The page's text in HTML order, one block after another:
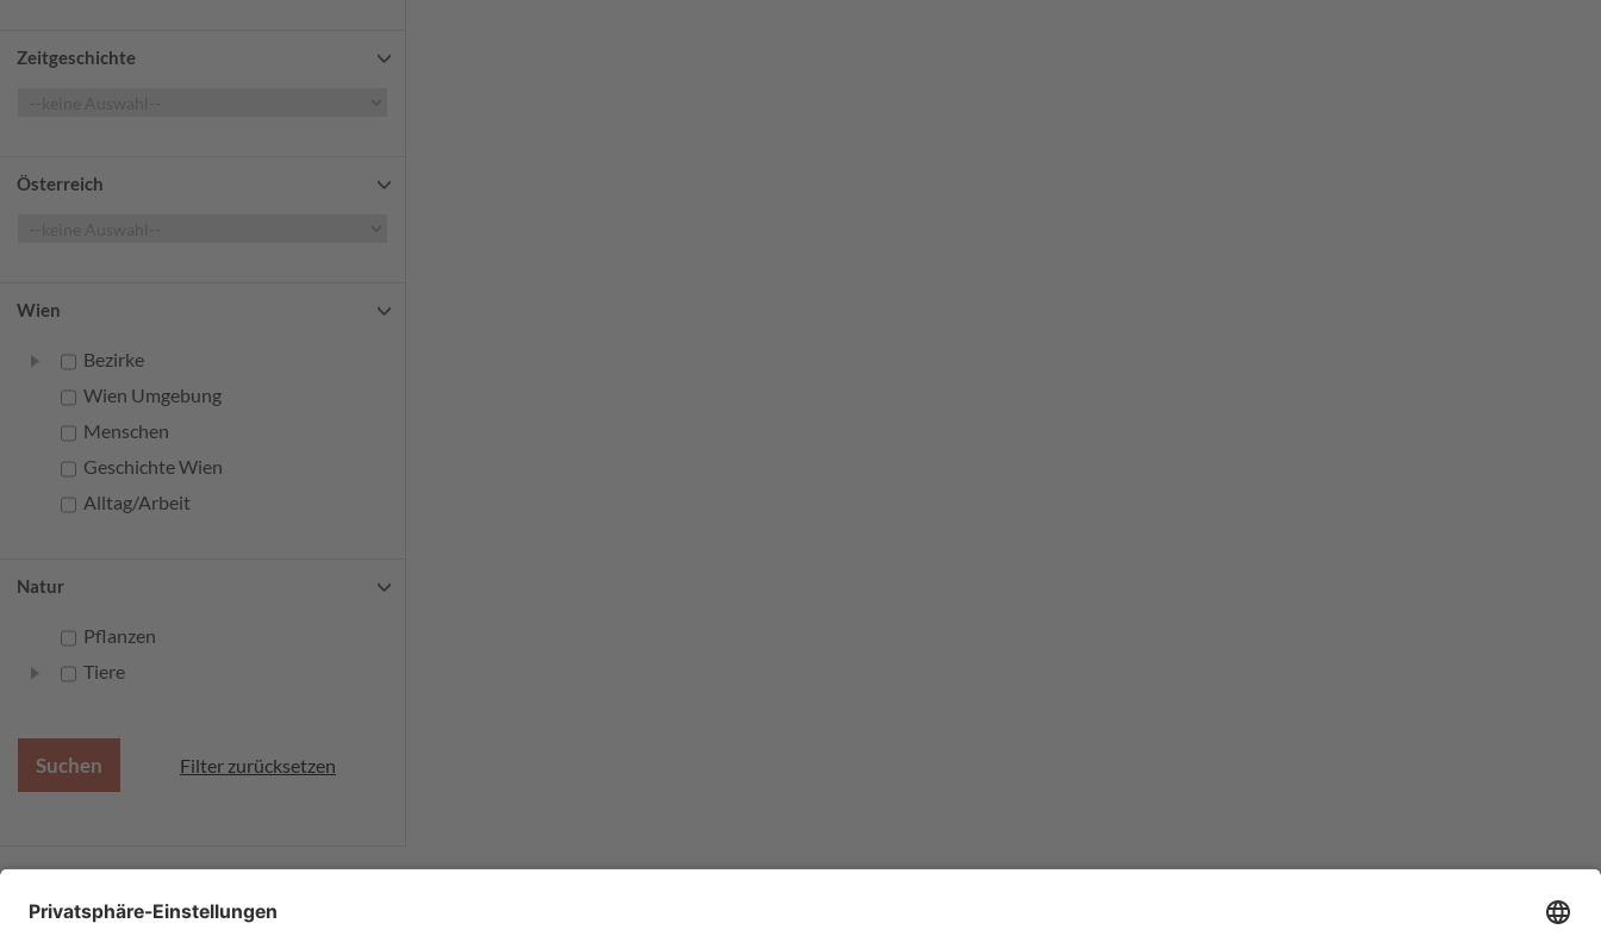
Zeitgeschichte
Österreich
Wien
Bezirke
Wien Umgebung
Menschen
Geschichte Wien
Alltag/Arbeit
Natur
Pflanzen
Tiere
Filter zurücksetzen